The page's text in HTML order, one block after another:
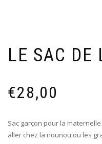
LE SAC DE
€28,00
Sac garçon pour la
aller chez la nounou ou les